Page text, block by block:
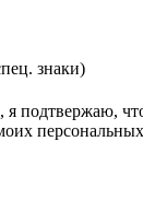
знаки)
подтвержаю,